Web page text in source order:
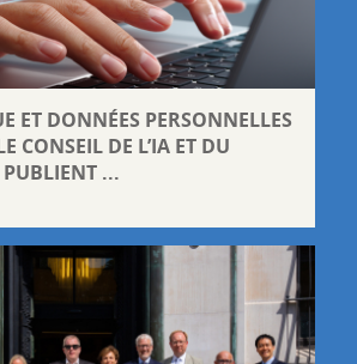
ET DONNÉES PERSONNELLES
CONSEIL DE L’IA ET DU
...